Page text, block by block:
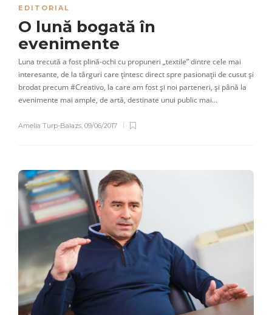
EDITORIAL
O lună bogată în
evenimente
Luna trecută a fost plină-ochi cu propuneri „textile” dintre cele mai
interesante, de la târguri care țintesc direct spre pasionații de cusut și
brodat precum #Creativo, la care am fost și noi parteneri, și până la
evenimente mai ample, de artă, destinate unui public mai…
Amelia Turp-Balazs, 09/06/2017